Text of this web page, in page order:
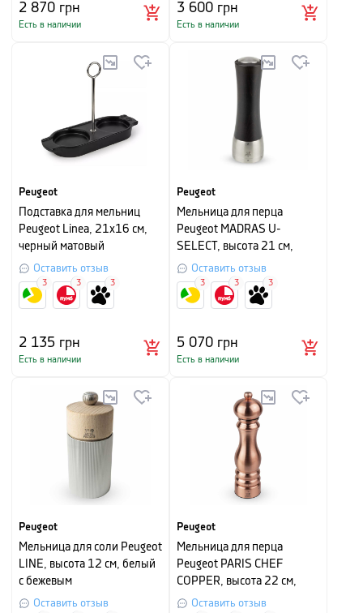
2 870 грн
Есть в наличии
3 600 грн
Есть в наличии
Peugeot
Подставка для мельниц
Peugeot Linea, 21х16 см,
черный матовый
Оставить отзыв
2 135 грн
Есть в наличии
3 3 3
Peugeot
Мельница для перца
Peugeot MADRAS U-
SELECT, высота 21 см,
шоколадный
Оставить отзыв
5 070 грн
Есть в наличии
3 3 3
Peugeot
Мельница для соли Peugeot
LINE, высота 12 см, белый
с бежевым
Оставить отзыв
Peugeot
Мельница для перца
Peugeot PARIS CHEF
COPPER, высота 22 см,
медный
Оставить отзыв